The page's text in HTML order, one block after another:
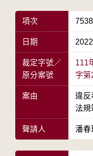
項次 7538
日期
裁定字號／
原分案號
111
字第
案由
違反
法規
聲請人 潘春